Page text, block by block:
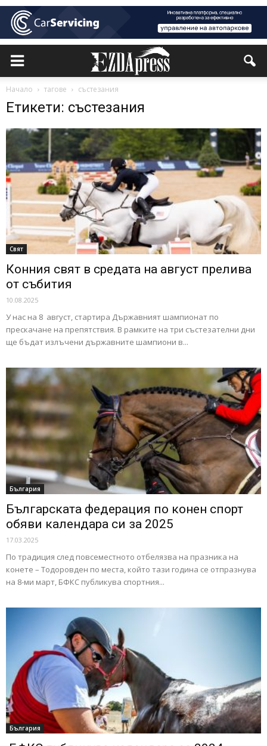
Начало тагове състезания
Етикети: състезания
Свят
Конния свят в средата на август прелива
от събития
10.08.2025
У нас на 8 август, стартира Държавният шампионат по
прескачане на препятствия. В рамките на три състезателни дни
ще бъдат излъчени държавните шампиони в...
България
Българската федерация по конен спорт
обяви календара си за 2025
17.03.2025
По традиция след повсеместното отбелязва на празника на
конете – Тодоровден по места, който тази година се отпразнува
на 8-ми март, БФКС публикува спортния...
България